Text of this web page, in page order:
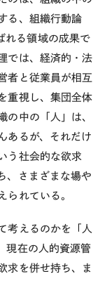
る、組織行動論
れる領域の成果で
では、経済的・法
者と従業員が相互
重視し、集団全体
の中の「人」は、
あるが、それだけ
う社会的な欲求
、さまざまな場や
られている。
考えるのかを「人
現在の人的資源管
求を併せ持ち、ま